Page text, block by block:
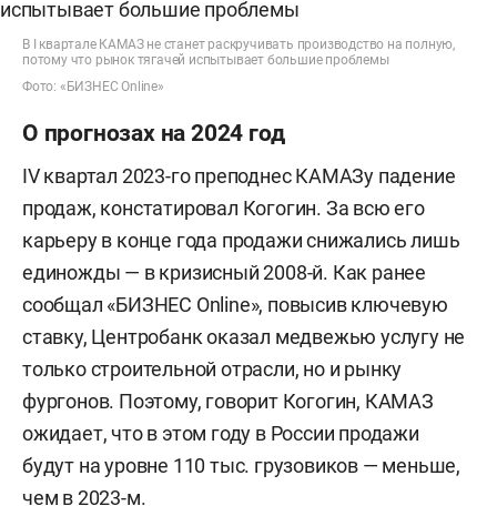
В I квартале КАМАЗ не станет раскручивать производство на полную,
потому что рынок тягачей испытывает большие проблемы
Фото: «БИЗНЕС Online»
О прогнозах на 2024 год
IV квартал 2023-го преподнес КАМАЗу падение
продаж, констатировал Когогин. За всю его
карьеру в конце года продажи снижались лишь
единожды — в кризисный 2008-й. Как ранее
сообщал «БИЗНЕС Online», повысив ключевую
ставку, Центробанк оказал медвежью услугу не
только строительной отрасли, но и рынку
фургонов. Поэтому, говорит Когогин, КАМАЗ
ожидает, что в этом году в России продажи
будут на уровне 110 тыс. грузовиков — меньше,
чем в 2023-м.